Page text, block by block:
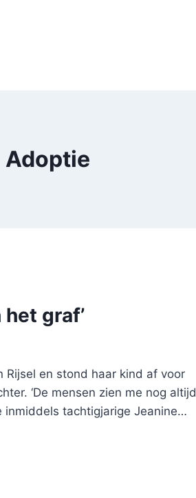
Adoptie
graf’
Rijsel en stond haar kind af voor
‘De mensen zien me nog altijd
inmiddels tachtigjarige Jeanine…